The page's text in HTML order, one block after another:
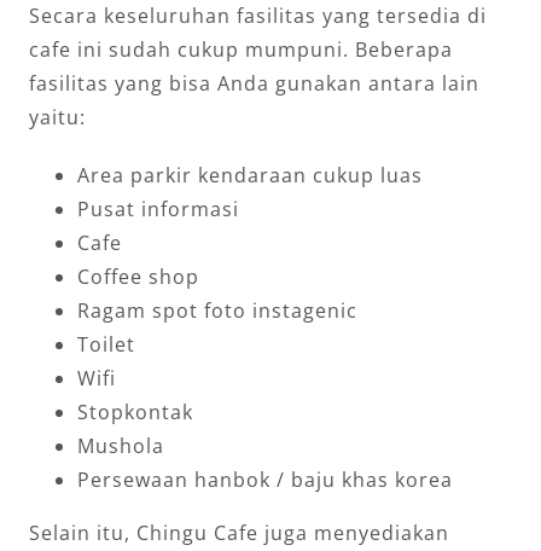
Secara keseluruhan fasilitas yang tersedia di
cafe ini sudah cukup mumpuni. Beberapa
fasilitas yang bisa Anda gunakan antara lain
yaitu:
Area parkir kendaraan cukup luas
Pusat informasi
Cafe
Coffee shop
Ragam spot foto instagenic
Toilet
Wifi
Stopkontak
Mushola
Persewaan hanbok / baju khas korea
Selain itu, Chingu Cafe juga menyediakan